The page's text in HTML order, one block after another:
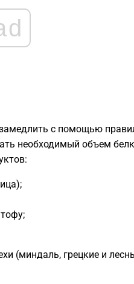
с помощью
необходимый объем
(миндаль, грецкие и